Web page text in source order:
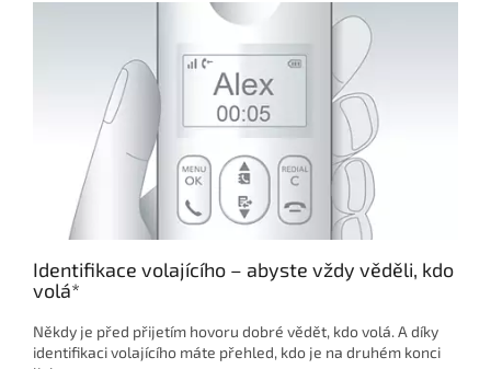
Identifikace volajícího – abyste vždy věděli, kdo
volá*
Někdy je před přijetím hovoru dobré vědět, kdo volá. A díky
identifikaci volajícího máte přehled, kdo je na druhém konci